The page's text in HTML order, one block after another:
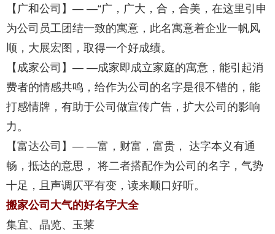
【广和公司】— —“广，广大，合，合美，在这里引申
为公司员工团结一致的寓意，此名寓意着企业一帆风
顺，大展宏图，取得一个好成绩。
【成家公司】— —成家即成立家庭的寓意，能引起消
费者的情感共鸣，给作为公司的名字是很不错的，能
打感情牌，有助于公司做宣传广告，扩大公司的影响
力。
【富达公司】— —富，财富，富贵， 达字本义有通
畅，抵达的意思， 将二者搭配作为公司的名字，气势
十足，且声调仄平有变，读来顺口好听。
搬家公司大气的好名字大全
集宜、晶览、玉莱